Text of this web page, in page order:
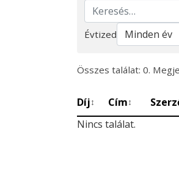
Keresés
Évtized
Összes találat: 0.
Díj↕ Cím↕
Nincs találat.